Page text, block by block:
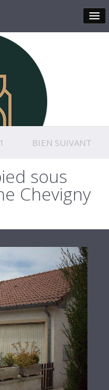
BIEN SUIVANT
sous
Chevigny